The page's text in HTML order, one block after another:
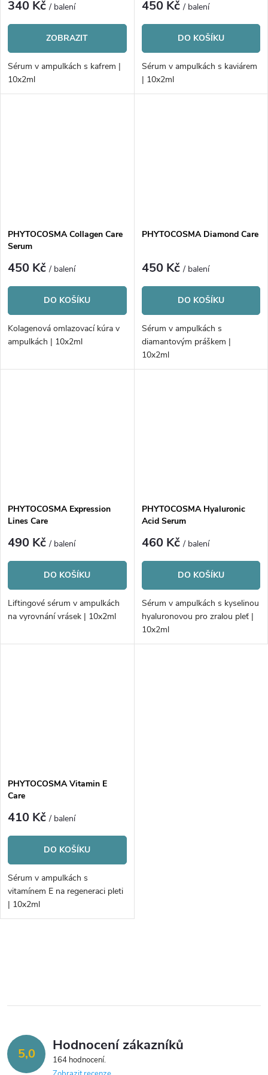
340 Kč/ balení
ZOBRAZIT
Sérum v ampulkách s kafrem |
10x2ml
450 Kč/ balení
DO KOŠÍKU
Sérum v ampulkách s kaviárem
| 10x2ml
PHYTOCOSMA Collagen Care
Serum
450 Kč/ balení
DO KOŠÍKU
Kolagenová omlazovací kúra v
ampulkách | 10x2ml
PHYTOCOSMA Diamond Care
450 Kč/ balení
DO KOŠÍKU
Sérum v ampulkách s
diamantovým práškem |
10x2ml
PHYTOCOSMA Expression
Lines Care
490 Kč/ balení
DO KOŠÍKU
Liftingové sérum v ampulkách
na vyrovnání vrásek | 10x2ml
PHYTOCOSMA Hyaluronic
Acid Serum
460 Kč/ balení
DO KOŠÍKU
Sérum v ampulkách s kyselinou
hyaluronovou pro zralou pleť |
10x2ml
PHYTOCOSMA Vitamin E
Care
410 Kč/ balení
DO KOŠÍKU
Sérum v ampulkách s
vitamínem E na regeneraci pleti
| 10x2ml
l
d 5,0 Hodnocení zákazníků
164 hodnocení